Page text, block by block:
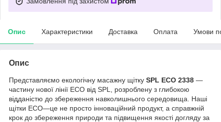
Опис Характеристики Доставка Оплата Умови
Опис
Представляємо екологічну масажну щітку SPL ECO 2338 —
частину нової лінії ECO від SPL, розроблену з глибокою
відданістю до збереження навколишнього середовища. Наші
щітки ECO—це не просто інноваційний продукт, а справжній
крок до збереження природи та підвищення якості догляду за